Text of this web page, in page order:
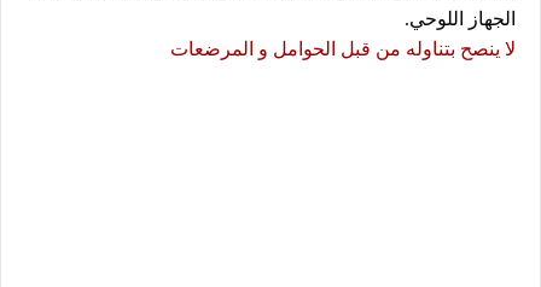
الجهاز اللوحي.
لا ينصح بتناوله من قبل الحوامل و المرضعات